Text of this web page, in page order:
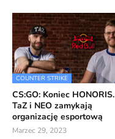
COUNTER STRIKE
CS:GO: Koniec HONORIS.
TaZ i NEO zamykają
organizację esportową
Marzec 29, 2023